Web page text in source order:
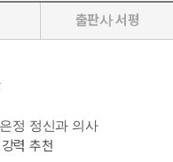
출판사 서평
정 정신과 의사
력 추천